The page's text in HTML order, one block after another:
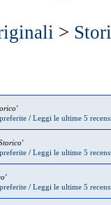
>
/ Leggi le ultime 5
/ Leggi le ultime 5
/ Leggi le ultime 5